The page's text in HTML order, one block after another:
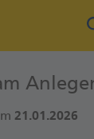
21.01.2026